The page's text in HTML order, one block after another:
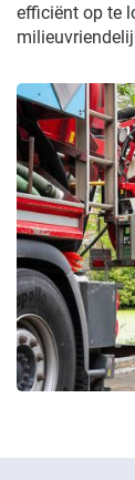
efficiënt op te